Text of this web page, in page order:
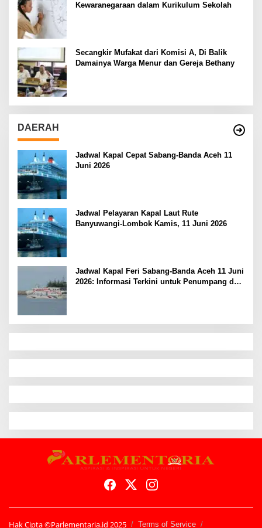
Kewaranegaraan dalam Kurikulum Sekolah
Secangkir Mufakat dari Komisi A, Di Balik
Damainya Warga Menur dan Gereja Bethany
DAERAH
Jadwal Kapal Cepat Sabang-Banda Aceh 11
Juni 2026
Jadwal Pelayaran Kapal Laut Rute
Banyuwangi-Lombok Kamis, 11 Juni 2026
Jadwal Kapal Feri Sabang-Banda Aceh 11 Juni
2026: Informasi Terkini untuk Penumpang dan
Hak Cipta ©Parlementaria.id 2025 Terms of Service